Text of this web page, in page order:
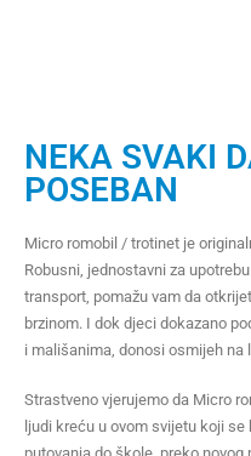
NEKA SVAKI
POSEBAN
Micro romobil / trotinet je
Robusni, jednostavni za
transport, pomažu vam da
brzinom. I dok djeci dokazano
i mališanima, donosi osmijeh na
Strastveno vjerujemo da Micro
ljudi kreću u ovom svijetu koji